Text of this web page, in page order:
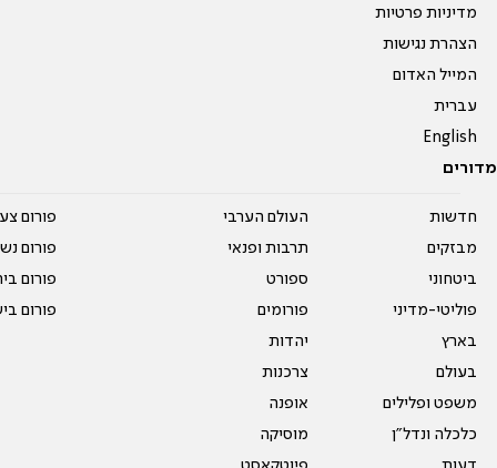
מדיניות פרטיות
הצהרת נגישות
המייל האדום
עברית
English
מדורים
חדשות
מבזקים
ביטחוני
פוליטי-מדיני
בארץ
בעולם
משפט ופלילים
כלכלה ונדל"ן
העולם הערבי
תרבות ופנאי
ספורט
פורומים
יהדות
צרכנות
אופנה
מוסיקה
פורום
פורום
פורום
פורום